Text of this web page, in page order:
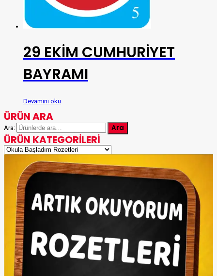
29 EKİM CUMHURİYET
BAYRAMI
Devamını oku
ÜRÜN ARA
Ara: Ara
ÜRÜN KATEGORILERI